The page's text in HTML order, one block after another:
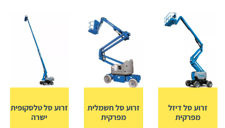
זרוע סל דיזל
מפרקית
זרוע סל חשמלית
מפרקית
זרוע סל טלסקופית
ישרה